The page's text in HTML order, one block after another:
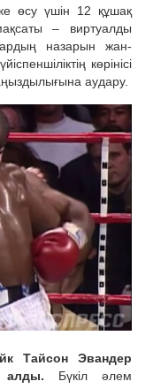
өсу үшін 12 құшақ
– виртуалды
назарын жан-
көрінісі
аудару.
Тайсон Эвандер
алды. Бүкіл әлем